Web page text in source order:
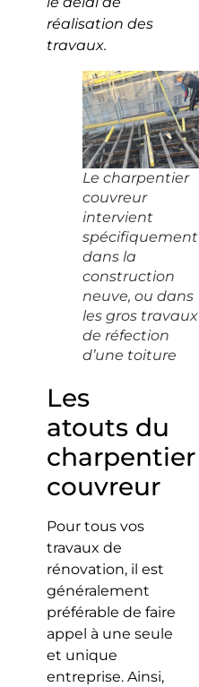
réalisation des
travaux.
Le charpentier
couvreur
intervient
spécifiquement
dans la
construction
neuve, ou dans
les gros travaux
de réfection
d’une toiture
Les
atouts du
charpentier
couvreur
Pour tous vos
travaux de
rénovation, il est
généralement
préférable de faire
appel à une seule
et unique
entreprise. Ainsi,